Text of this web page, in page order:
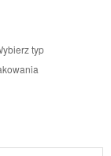
typ